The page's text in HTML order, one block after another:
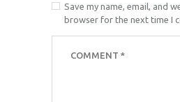
Save my name, email, and
browser for the next time I